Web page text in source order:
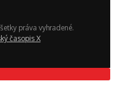
práva vyhradené.
časopis X